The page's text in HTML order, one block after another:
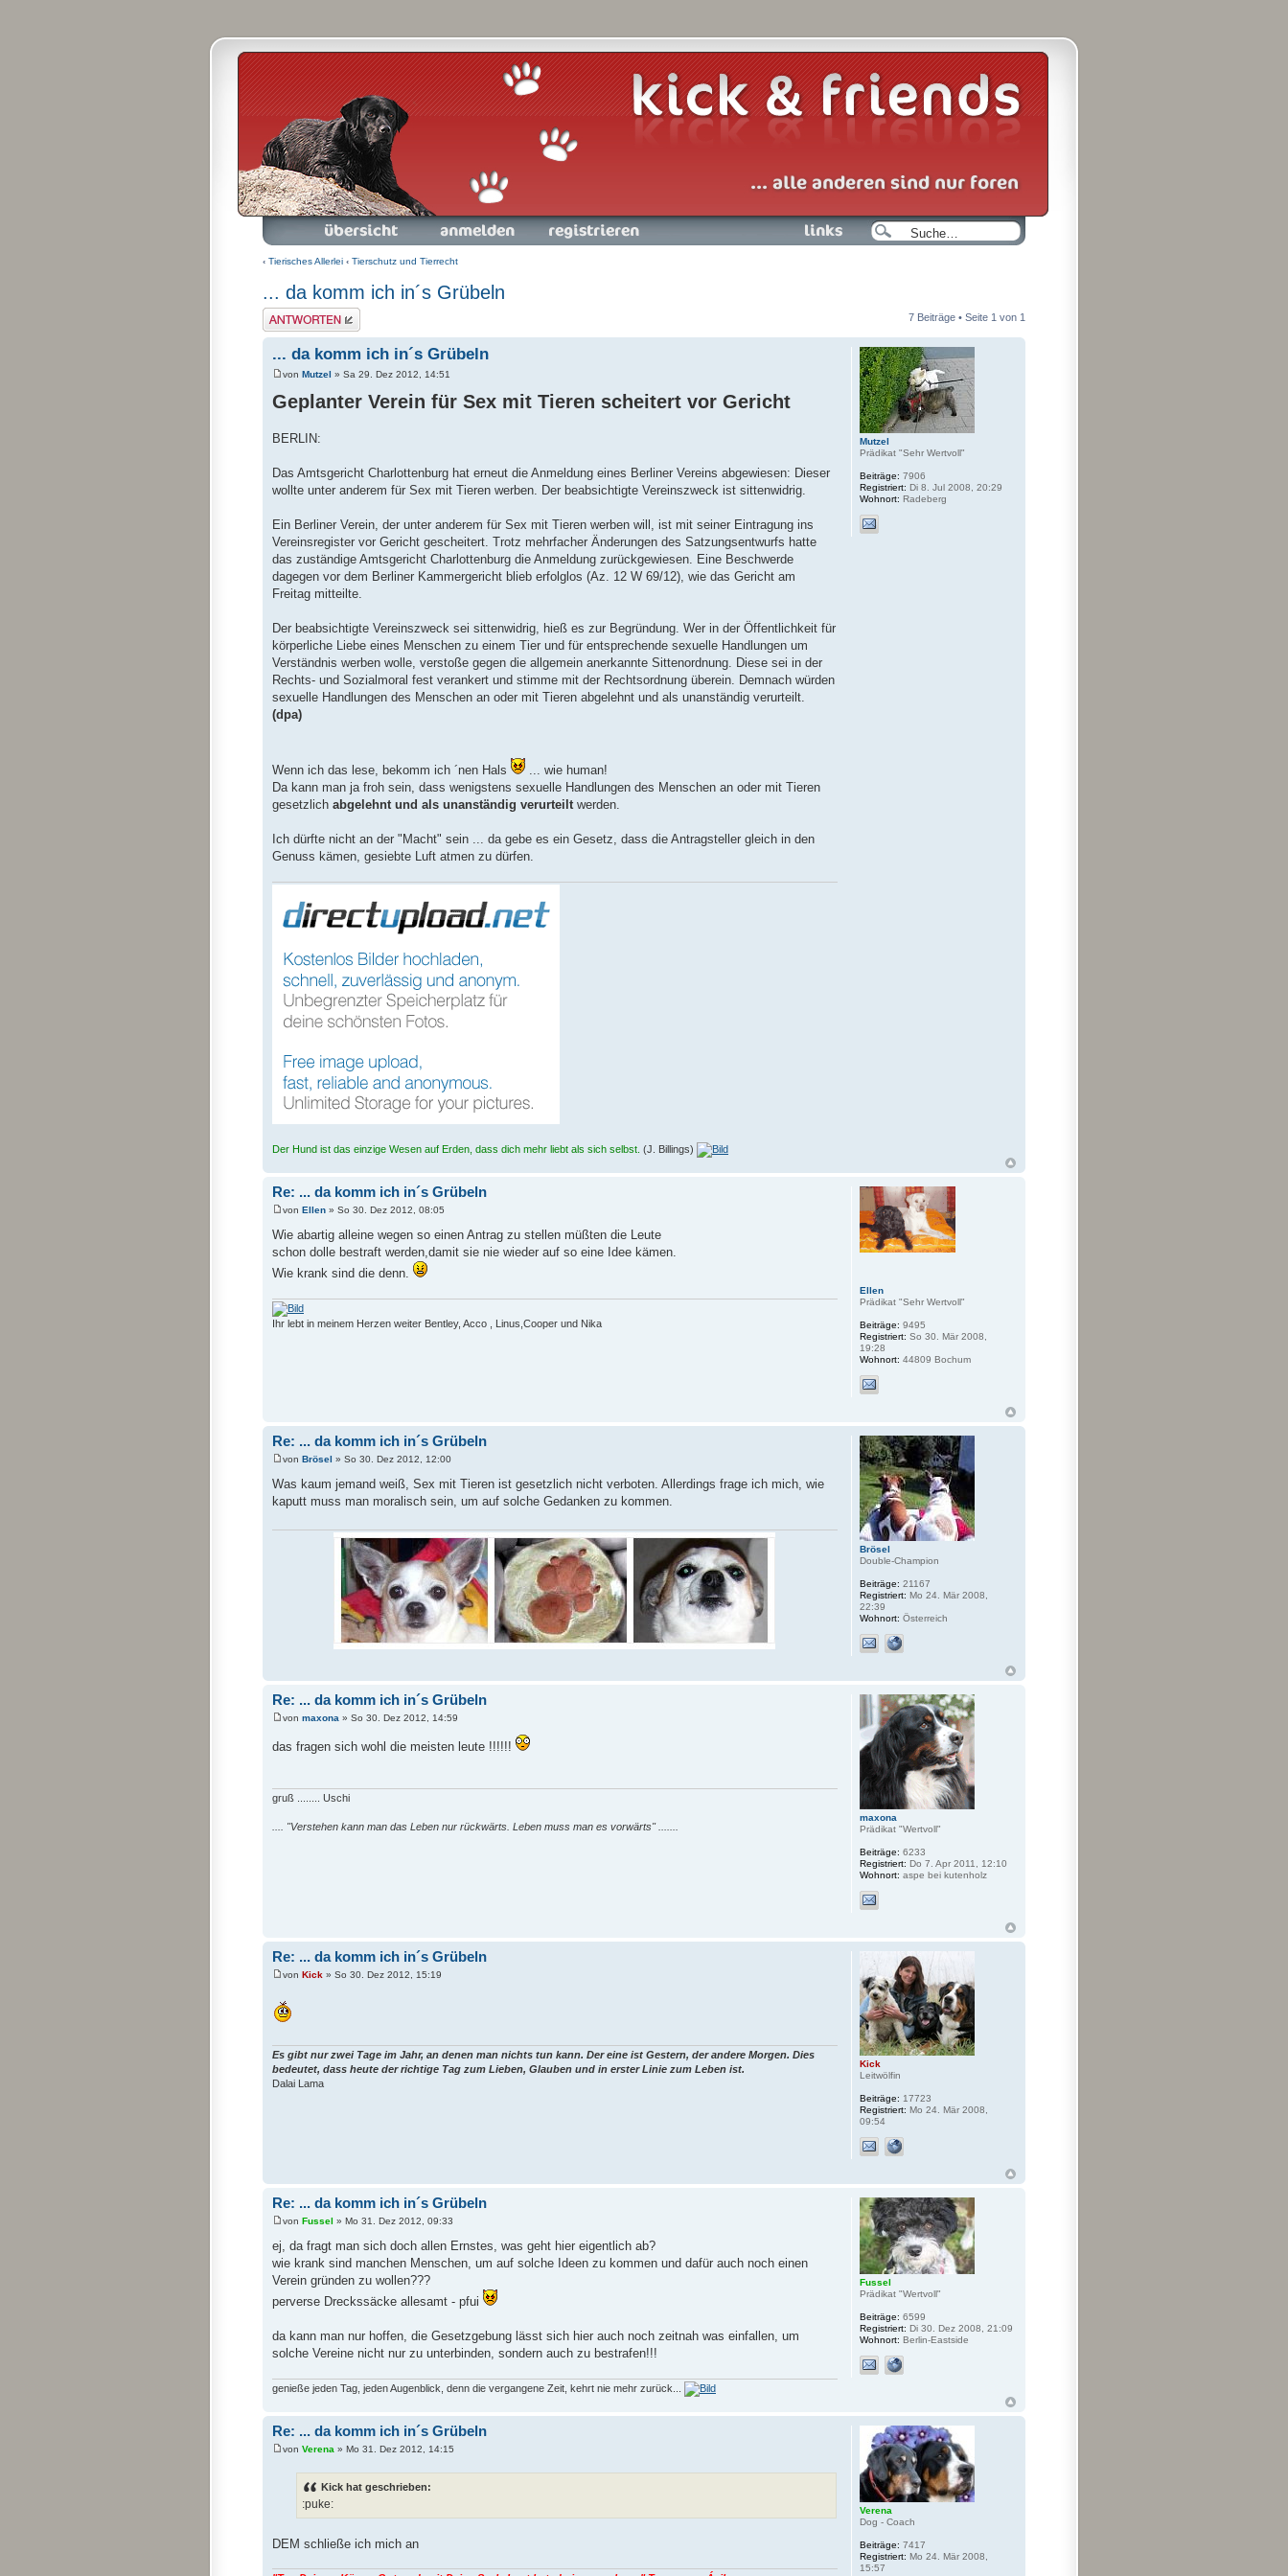
Foren-Übersicht Anmelden Registrieren Links
‹ Tierisches Allerlei ‹ Tierschutz und Tierrecht
... da komm ich in´s Grübeln
Antwort schreiben 7 Beiträge • Seite 1 von 1
... da komm ich in´s Grübeln
von Mutzel » Sa 29. Dez 2012, 14:51
Geplanter Verein für Sex mit Tieren scheitert vor Gericht
BERLIN:
Das Amtsgericht Charlottenburg hat erneut die Anmeldung eines Berliner Vereins abgewiesen: Dieser
wollte unter anderem für Sex mit Tieren werben. Der beabsichtigte Vereinszweck ist sittenwidrig.
Ein Berliner Verein, der unter anderem für Sex mit Tieren werben will, ist mit seiner Eintragung ins
Vereinsregister vor Gericht gescheitert. Trotz mehrfacher Änderungen des Satzungsentwurfs hatte
das zuständige Amtsgericht Charlottenburg die Anmeldung zurückgewiesen. Eine Beschwerde
dagegen vor dem Berliner Kammergericht blieb erfolglos (Az. 12 W 69/12), wie das Gericht am
Freitag mitteilte.
Der beabsichtigte Vereinszweck sei sittenwidrig, hieß es zur Begründung. Wer in der Öffentlichkeit für
körperliche Liebe eines Menschen zu einem Tier und für entsprechende sexuelle Handlungen um
Verständnis werben wolle, verstoße gegen die allgemein anerkannte Sittenordnung. Diese sei in der
Rechts- und Sozialmoral fest verankert und stimme mit der Rechtsordnung überein. Demnach würden
sexuelle Handlungen des Menschen an oder mit Tieren abgelehnt und als unanständig verurteilt.
(dpa)
Wenn ich das lese, bekomm ich ´nen Hals
... wie human!
Da kann man ja froh sein, dass wenigstens sexuelle Handlungen des Menschen an oder mit Tieren
gesetzlich abgelehnt und als unanständig verurteiltwerden.
Ich dürfte nicht an der "Macht" sein ... da gebe es ein Gesetz, dass die Antragsteller gleich in den
Genuss kämen, gesiebte Luft atmen zu dürfen.
Der Hund ist das einzige Wesen auf Erden, dass dich mehr liebt als sich selbst. (J. Billings)
Mutzel
Prädikat "Sehr Wertvoll"
Beiträge: 7906
Registriert: Di 8. Jul 2008, 20:29
Wohnort: Radeberg
Re: ... da komm ich in´s Grübeln
von Ellen » So 30. Dez 2012, 08:05
Wie abartig alleine wegen so einen Antrag zu stellen müßten die Leute
schon dolle bestraft werden,damit sie nie wieder auf so eine Idee kämen.
Wie krank sind die denn.
Ihr lebt in meinem Herzen weiter Bentley, Acco , Linus,Cooper und Nika
Ellen
Prädikat "Sehr Wertvoll"
Beiträge: 9495
Registriert: So 30. Mär 2008,
19:28
Wohnort: 44809 Bochum
Re: ... da komm ich in´s Grübeln
von Brösel » So 30. Dez 2012, 12:00
Was kaum jemand weiß, Sex mit Tieren ist gesetzlich nicht verboten. Allerdings frage ich mich, wie
kaputt muss man moralisch sein, um auf solche Gedanken zu kommen.
Brösel
Double-Champion
Beiträge: 21167
Registriert: Mo 24. Mär 2008,
22:39
Wohnort: Österreich
Re: ... da komm ich in´s Grübeln
von maxona » So 30. Dez 2012, 14:59
das fragen sich wohl die meisten leute !!!!!!
gruß ........ Uschi
.... "Verstehen kann man das Leben nur rückwärts. Leben muss man es vorwärts" .......
maxona
Prädikat "Wertvoll"
Beiträge: 6233
Registriert: Do 7. Apr 2011, 12:10
Wohnort: aspe bei kutenholz
Re: ... da komm ich in´s Grübeln
von Kick » So 30. Dez 2012, 15:19
Es gibt nur zwei Tage im Jahr, an denen man nichts tun kann. Der eine ist Gestern, der andere Morgen. Dies
bedeutet, dass heute der richtige Tag zum Lieben, Glauben und in erster Linie zum Leben ist.
Dalai Lama
Kick
Leitwölfin
Beiträge: 17723
Registriert: Mo 24. Mär 2008,
09:54
Re: ... da komm ich in´s Grübeln
von Fussel » Mo 31. Dez 2012, 09:33
ej, da fragt man sich doch allen Ernstes, was geht hier eigentlich ab?
wie krank sind manchen Menschen, um auf solche Ideen zu kommen und dafür auch noch einen
Verein gründen zu wollen???
perverse Dreckssäcke allesamt - pfui
da kann man nur hoffen, die Gesetzgebung lässt sich hier auch noch zeitnah was einfallen, um
solche Vereine nicht nur zu unterbinden, sondern auch zu bestrafen!!!
genieße jeden Tag, jeden Augenblick, denn die vergangene Zeit, kehrt nie mehr zurück...
Fussel
Prädikat "Wertvoll"
Beiträge: 6599
Registriert: Di 30. Dez 2008, 21:09
Wohnort: Berlin-Eastside
Re: ... da komm ich in´s Grübeln
von Verena » Mo 31. Dez 2012, 14:15
Kick hat geschrieben:
:puke:
DEM schließe ich mich an
Verena
Dog - Coach
Beiträge: 7417
Registriert: Mo 24. Mär 2008,
15:57